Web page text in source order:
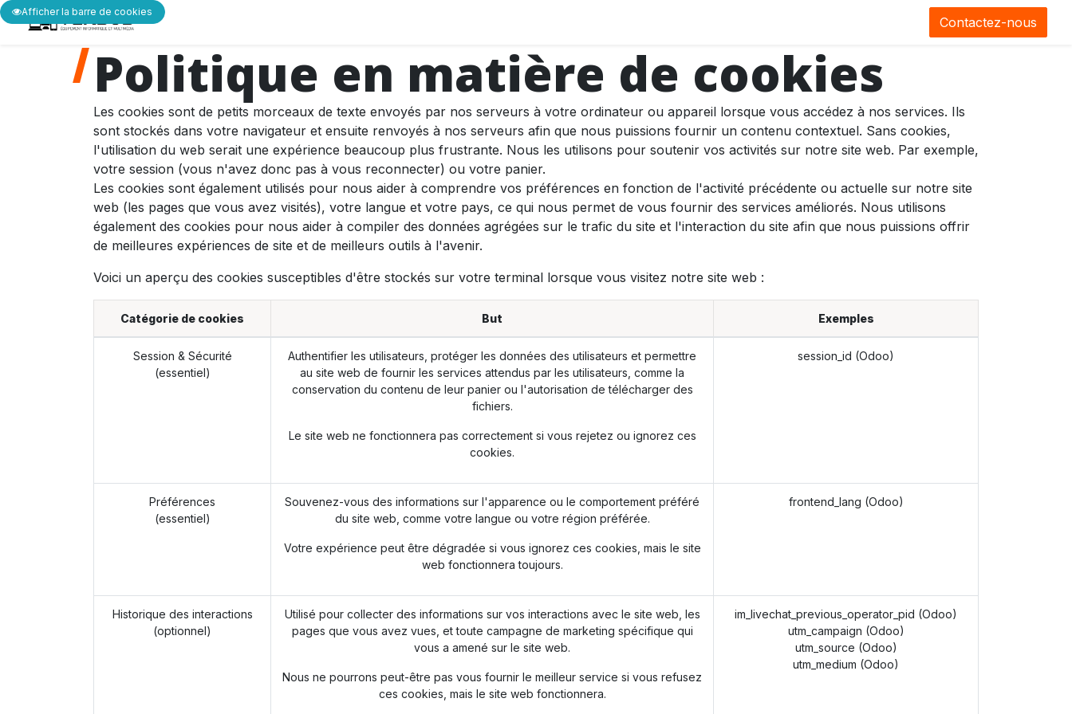
Contactez-nous
Politique en matière de cookies
Les cookies sont de petits morceaux de texte envoyés par nos serveurs à votre ordinateur ou appareil lorsque vous accédez à nos services. Ils
sont stockés dans votre navigateur et ensuite renvoyés à nos serveurs afin que nous puissions fournir un contenu contextuel. Sans cookies,
l'utilisation du web serait une expérience beaucoup plus frustrante. Nous les utilisons pour soutenir vos activités sur notre site web. Par exemple,
votre session (vous n'avez donc pas à vous reconnecter) ou votre panier.
Les cookies sont également utilisés pour nous aider à comprendre vos préférences en fonction de l'activité précédente ou actuelle sur notre site
web (les pages que vous avez visités), votre langue et votre pays, ce qui nous permet de vous fournir des services améliorés. Nous utilisons
également des cookies pour nous aider à compiler des données agrégées sur le trafic du site et l'interaction du site afin que nous puissions offrir
de meilleures expériences de site et de meilleurs outils à l'avenir.
Voici un aperçu des cookies susceptibles d'être stockés sur votre terminal lorsque vous visitez notre site web :
Catégorie de cookies But Exemples
Session & Sécurité
(essentiel)
Authentifier les utilisateurs, protéger les données des utilisateurs et permettre
au site web de fournir les services attendus par les utilisateurs, comme la
conservation du contenu de leur panier ou l'autorisation de télécharger des
fichiers.
Le site web ne fonctionnera pas correctement si vous rejetez ou ignorez ces
cookies.
session_id (Odoo)
Préférences
(essentiel)
Souvenez-vous des informations sur l'apparence ou le comportement préféré
du site web, comme votre langue ou votre région préférée.
Votre expérience peut être dégradée si vous ignorez ces cookies, mais le site
web fonctionnera toujours.
frontend_lang (Odoo)
Historique des interactions
(optionnel)
Utilisé pour collecter des informations sur vos interactions avec le site web, les
pages que vous avez vues, et toute campagne de marketing spécifique qui
vous a amené sur le site web.
Nous ne pourrons peut-être pas vous fournir le meilleur service si vous refusez
ces cookies, mais le site web fonctionnera.
im_livechat_previous_operator_pid (Odoo)
utm_campaign (Odoo)
utm_source (Odoo)
utm_medium (Odoo)
Afficher la barre de cookies